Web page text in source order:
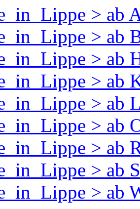
> ab
> ab
> ab
> ab
> ab
> ab
> ab
> ab
> ab